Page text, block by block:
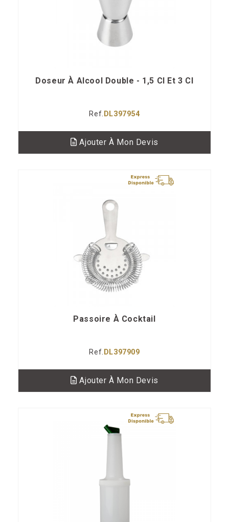
Doseur À Alcool Double - 1,5 Cl Et 3 Cl
Ref. DL397954
Ajouter À Mon Devis
Passoire À Cocktail
Ref. DL397909
Ajouter À Mon Devis